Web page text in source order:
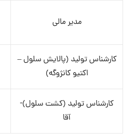
مدیر مالی
کارشناس تولید (پالایش سلول –
اکتیو کانژوگه)
کارشناس تولید (کشت سلول)-
آقا